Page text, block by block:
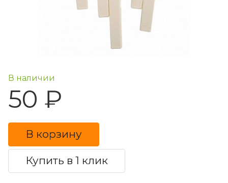
В наличии
50 ₽
В корзину
Купить в 1 клик